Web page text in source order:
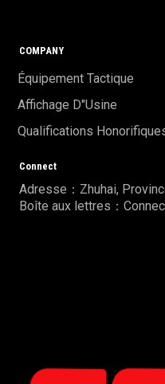
COMPANY
Équipement Tactique
Affichage D"usine
Qualifications
Connect
Adresse：Zhuhai,
Boîte aux lettres：